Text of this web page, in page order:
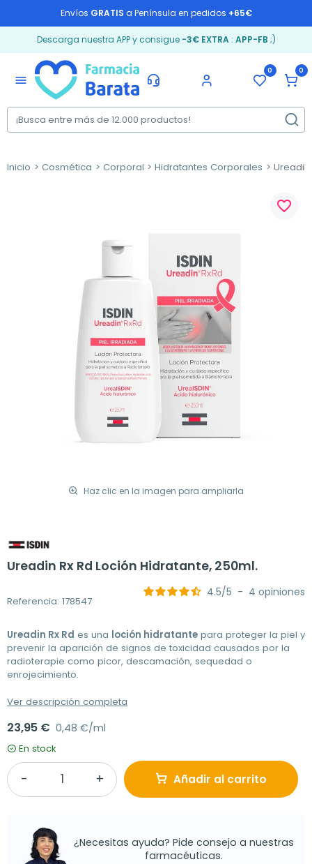
Envíos GRATIS a Península en pedidos +65€
Descarga nuestra APP y consigue -3€ EXTRA: APP-FB ;)
menu
0 0
Inicio Cosmética Corporal Hidratantes Corporales Ureadin
Haz clic en la imagen para ampliarla
favorite_border
Ureadin Rx Rd Loción Hidratante, 250ml.
Referencia: 178547
4.5/5 - 4 opiniones
Ureadin Rx Rd es una loción hidratante para proteger la piel y
prevenir la aparición de signos de toxicidad causados por la
radioterapie como picor, descamación, sequedad o
enrojecimiento.
Ver descripción completa
23,95 € 0,48 €/ml
En stock
Añadir al carrito
¿Necesitas ayuda? Pide consejo a nuestras
farmacéuticas.